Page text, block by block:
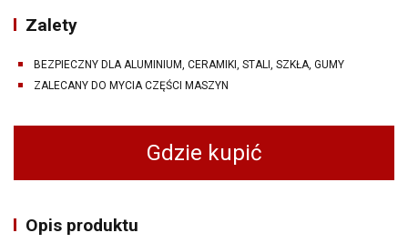
Zalety
BEZPIECZNY DLA ALUMINIUM, CERAMIKI, STALI, SZKŁA, GUMY
ZALECANY DO MYCIA CZĘŚCI MASZYN
Gdzie kupić
Opis produktu